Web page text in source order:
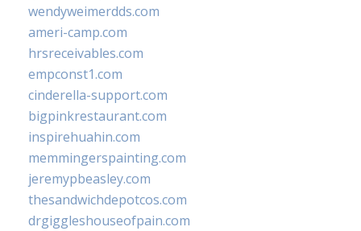
wendyweimerdds.com
ameri-camp.com
hrsreceivables.com
empconst1.com
cinderella-support.com
bigpinkrestaurant.com
inspirehuahin.com
memmingerspainting.com
jeremypbeasley.com
thesandwichdepotcos.com
drgiggleshouseofpain.com